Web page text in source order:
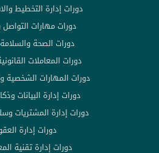
دورات إدارة التخطيط
دورات مهارات التواصل
دورات الصحة والسلامة
دورات المعاملات
دورات المهارات الشخصية
دورات إدارة البيانات
دورات إدارة المشتريات
دورات إدارة
دورات إدارة تقنية